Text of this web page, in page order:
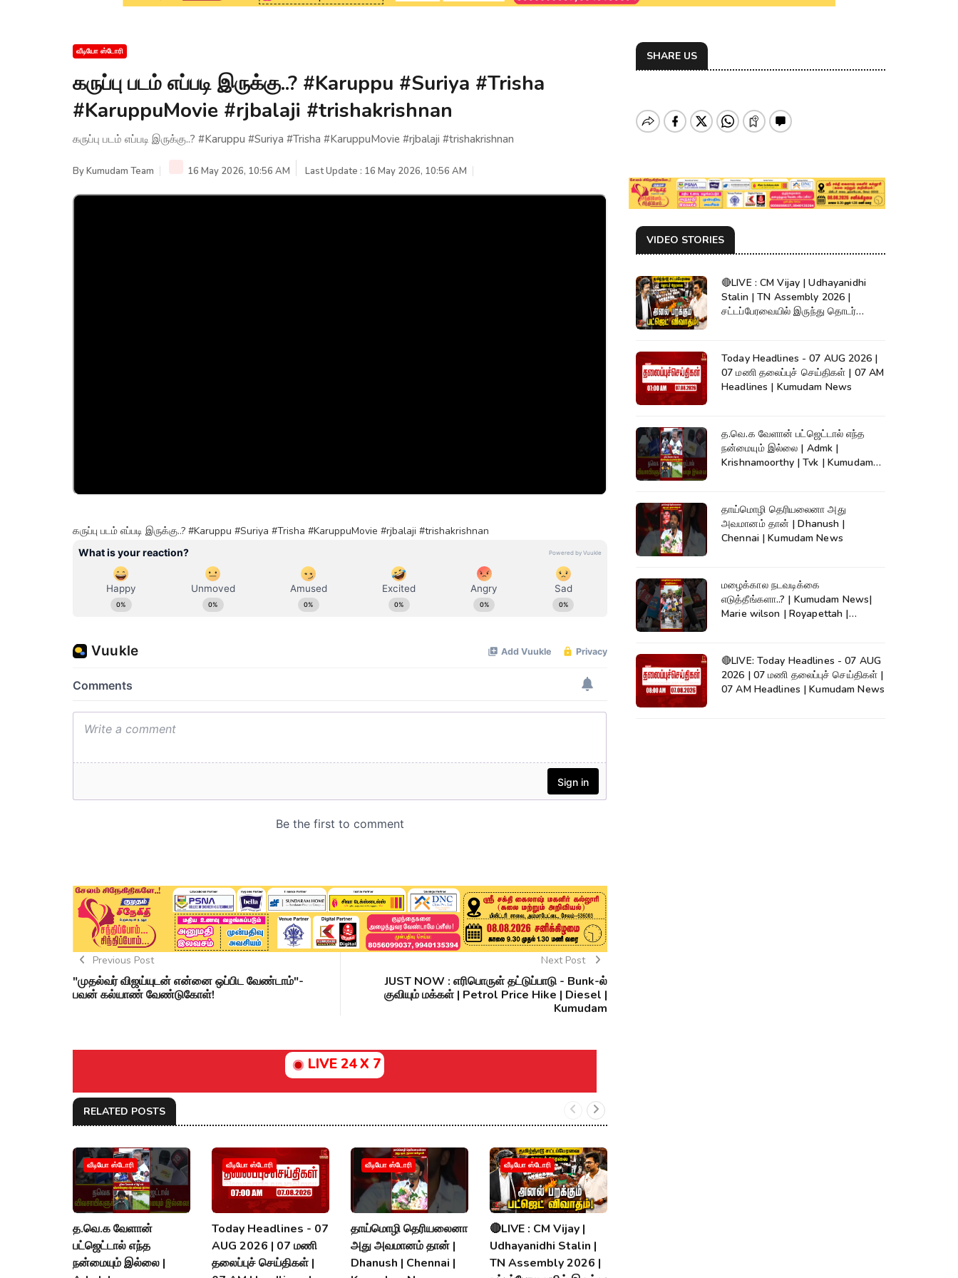
வீடியோ ஸ்டோரி
கருப்பு படம் எப்படி இருக்கு..? #Karuppu #Suriya #Trisha
#KaruppuMovie #rjbalaji #trishakrishnan
கருப்பு படம் எப்படி இருக்கு..? #Karuppu #Suriya #Trisha #KaruppuMovie #rjbalaji #trishakrishnan
ByKumudam Team 16 May 2026, 10:56 AM Last Update : 16 May 2026, 10:56 AM
கருப்பு படம் எப்படி இருக்கு..? #Karuppu #Suriya #Trisha #KaruppuMovie #rjbalaji #trishakrishnan
Previous Post
"முதல்வர் விஜய்யுடன் என்னை ஒப்பிட வேண்டாம்"-
பவன் கல்யாண் வேண்டுகோள்!
Next Post
JUST NOW : எரிபொருள் தட்டுப்பாடு - Bunk-ல்
குவியும் மக்கள் | Petrol Price Hike | Diesel |
Kumudam
LIVE 24 X 7
RELATED POSTS
வீடியோ ஸ்டோரி
த.வெ.க வேளான்
பட்ஜெட்டால் எந்த
நன்மையும் இல்லை |
வீடியோ ஸ்டோரி
Today Headlines - 07
AUG 2026 | 07 மணி
தலைப்புச் செய்திகள் |
வீடியோ ஸ்டோரி
தாய்மொழி தெரியலைனா
அது அவமானம் தான் |
Dhanush | Chennai |
வீடியோ ஸ்டோரி
🔴LIVE : CM Vijay |
Udhayanidhi Stalin |
TN Assembly 2026 |
SHARE US
VIDEO STORIES
🔴LIVE : CM Vijay | Udhayanidhi
Stalin | TN Assembly 2026 |
சட்டப்பேரவையில் இருந்து தொடர்
Today Headlines - 07 AUG 2026 |
07 மணி தலைப்புச் செய்திகள் | 07 AM
Headlines | Kumudam News
த.வெ.க வேளான் பட்ஜெட்டால் எந்த
நன்மையும் இல்லை | Admk |
Krishnamoorthy | Tvk | Kumudam
தாய்மொழி தெரியலைனா அது
அவமானம் தான் | Dhanush |
Chennai | Kumudam News
மழைக்கால நடவடிக்கை
எடுத்தீங்களா..? | Kumudam News|
Marie wilson | Royapettah |
🔴LIVE: Today Headlines - 07 AUG
2026 | 07 மணி தலைப்புச் செய்திகள் |
07 AM Headlines | Kumudam News